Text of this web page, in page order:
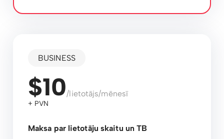
BUSINESS
$10/lietotājs/mēnesī
+ PVN
Maksa par lietotāju skaitu un TB